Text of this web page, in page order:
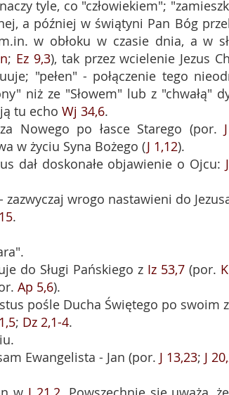
tyle, co "człowiekiem";
a później w świątyni Pan Bóg
w obłoku w czasie dnia, a w
; Ez 9,3), tak przez wcielenie Jezus
"pełen" - połączenie tego
niż ze "Słowem" lub z "chwałą"
tu echo Wj 34,6.
Nowego po łasce Starego (por.
w życiu Syna Bożego (J 1,12).
dał doskonałe objawienie o Ojcu:
zazwyczaj wrogo nastawieni do
.
do Sługi Pańskiego z Iz 53,7(por.
Ap 5,6).
pośle Ducha Świętego po swoim
; Dz 2,1-4.
Ewangelista - Jan (por. J 13,23; J